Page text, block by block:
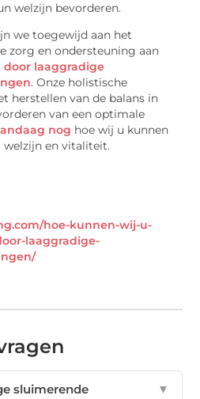
welzijn bevorderen.
we toegewijd aan het
zorg en ondersteuning aan
door laaggradige
. Onze holistische
herstellen van de balans in
van een optimale
nog hoe wij u kunnen
welzijn en vitaliteit.
hoe-kunnen-wij-u-
laaggradige-
sluimerende
▼